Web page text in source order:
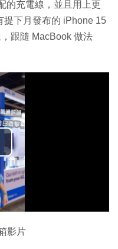
的充電線，並且用上更
提下月發布的 iPhone 15
跟隨 MacBook 做法
影片